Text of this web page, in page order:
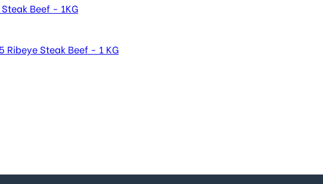
Beef - 1KG
Ribeye Steak Beef - 1 KG